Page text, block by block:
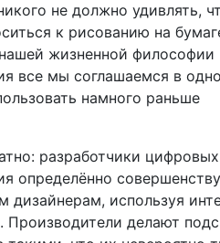
не должно удивлять,
к рисованию на
жизненной философии
все мы соглашаемся в
намного раньше
разработчики цифровых
определённо
дизайнерам, используя
делают